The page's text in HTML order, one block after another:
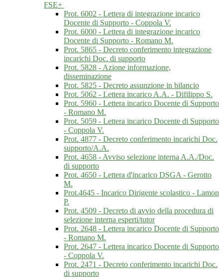
FSE+
Prot. 6002 - Lettera di integrazione incarico
Docente di Supporto - Coppola V.
Prot. 6000 - Lettera di integrazione incarico
Docente di Supporto - Romano M.
Prot. 5865 - Decreto conferimento integrazione
incarichi Doc. di supporto
Prot. 5828 - Azione informazione,
disseminazione
Prot. 5825 - Decreto assunzione in bilancio
Prot. 5062 - Lettera incarico A.A. - Difilippo S.
Prot. 5960 - Lettera incarico Docente di Supporto
- Romano M.
Prot. 5059 - Lettera incarico Docente di Supporto
- Coppola V.
Prot. 4877 - Decreto conferimento incarichi Doc.
supporto/A.A.
Prot. 4658 - Avviso selezione interna A.A./Doc.
di supporto
Prot. 4650 - Lettera d'incarico DSGA - Gerotto
M.
Prot.4645 - Incarico Dirigente scolastico - Lamon
P.
Prot. 4509 - Decreto di avvio della procedura di
selezione interna esperti/tutor
Prot. 2648 - Lettera incarico Docente di Supporto
- Romano M.
Prot. 2647 - Lettera incarico Docente di Supporto
- Coppola V.
Prot. 2471 - Decreto conferimento incarichi Doc.
di supporto